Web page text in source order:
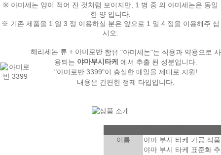
※ 아미세논 양이 적어 진 것처럼 보이지만, 1 병 중 의 아미세논은 동일
한 양 입니다.
※ 기존 제품을 1 일 3 정 이용하실 분은 앞으로 1 일 4 정을 이용해주 십
시오.
헤리세논 류 + 아미로반함유 "아미세논"는 식용과 약용으로 사
용되는 야마부시타케 에서 추출 된 성분입니다.
"아미로반 3399"이 충실한 매일을 제대로 지원!
내용은 간편한 정제 타입입니다.
이름
야마 부시 타케 가공 식품
야마 부시 타케 표준화 추